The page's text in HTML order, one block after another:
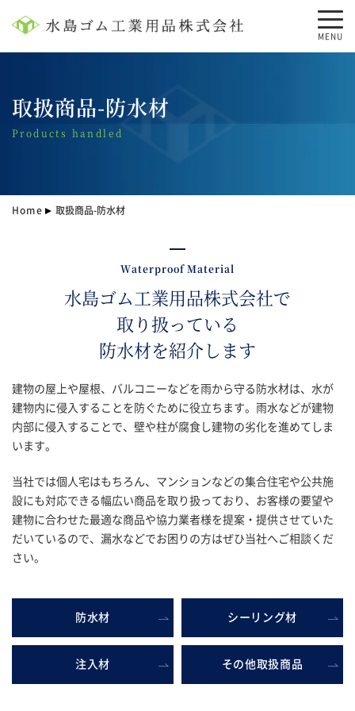
MENU
取扱商品-防水材
Products handled
Home 取扱商品-防水材
Waterproof Material
水島ゴム工業用品株式会社で
取り扱っている
防水材を紹介します
建物の屋上や屋根、バルコニーなどを雨から守る防水材は、水が
建物内に侵入することを防ぐために役立ちます。雨水などが建物
内部に侵入することで、壁や柱が腐食し建物の劣化を進めてしま
います。
当社では個人宅はもちろん、マンションなどの集合住宅や公共施
設にも対応できる幅広い商品を取り扱っており、お客様の要望や
建物に合わせた最適な商品や協力業者様を提案・提供させていた
だいているので、漏水などでお困りの方はぜひ当社へご相談くだ
さい。
防水材 シーリング材
注入材 その他取扱商品